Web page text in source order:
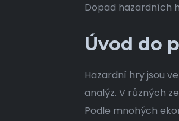
Dopad hazardních
Úvod do
Hazardní hry jsou
analýz. V různých
Podle mnohých